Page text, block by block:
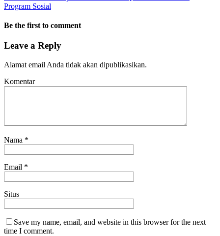
Program Sosial
Be the first to comment
Leave a Reply
Alamat email Anda tidak akan dipublikasikan.
Komentar
Nama *
Email *
Situs
Save my name, email, and website in this browser for the next
time I comment.